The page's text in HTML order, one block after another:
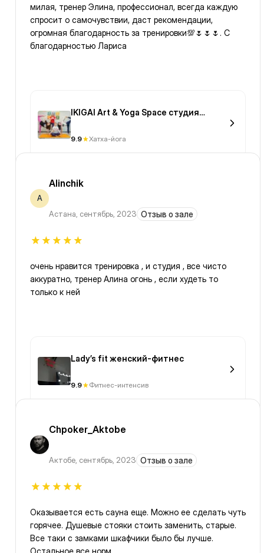
милая, тренер Элина, профессионал, всегда каждую
спросит о самочувствии, даст рекомендации,
огромная благодарность за тренировки💯🌷🌷🌷. С
благодарностью Лариса
IKIGAI Art & Yoga Space студия
9.9 Хатха-йога
A
Alinchik
Астана, сентябрь, 2023 Отзыв о зале
очень нравится тренировка , и студия , все чисто
аккуратно, тренер Алина огонь , если худеть то
только к ней
Lady’s fit женский-фитнес
9.9 Фитнес-интенсив
Chpoker_Aktobe
Актобе, сентябрь, 2023 Отзыв о зале
Оказывается есть сауна еще. Можно ее сделать чуть
горячее. Душевые стояки стоить заменить, старые.
Все таки с замками шкафчики было бы лучше.